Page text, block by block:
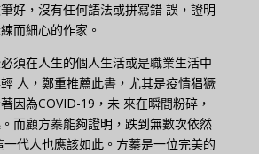
好，沒有任何語法或拼寫錯 誤，證明
而細心的作家。
須在人生的個人生活或是職業生活中
人，鄭重推薦此書，尤其是疫情猖獗
因為COVID-19，未 來在瞬間粉碎，
而顧方蓁能夠證明，跌到無數次依然
代人也應該如此。方蓁是一位完美的